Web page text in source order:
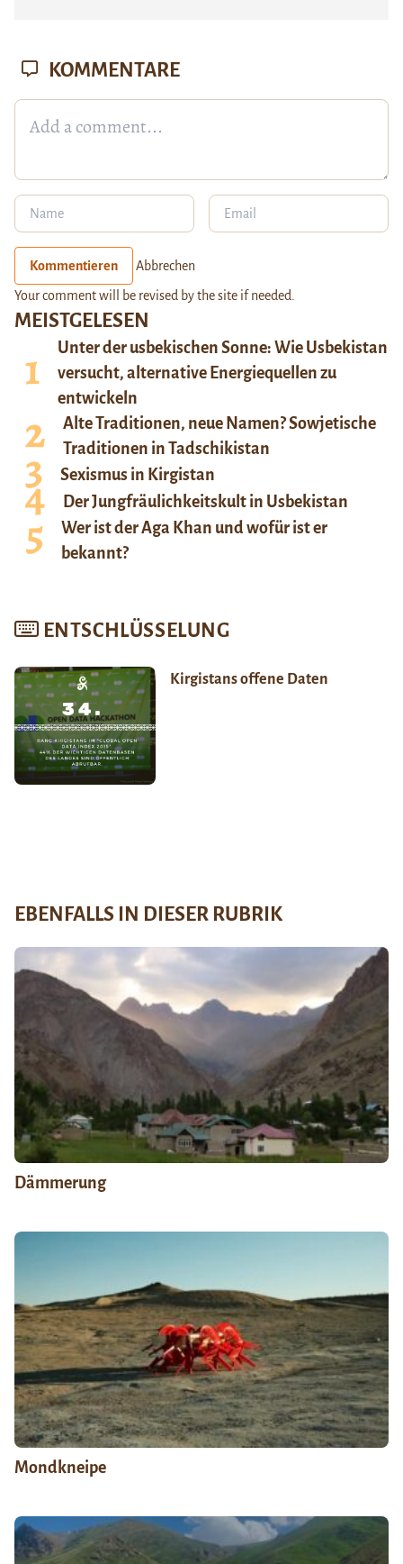
MEISTGELESEN
Unter der usbekischen Sonne: Wie Usbekistan
versucht, alternative Energiequellen zu
entwickeln
Alte Traditionen, neue Namen? Sowjetische
Traditionen in Tadschikistan
Sexismus in Kirgistan
Der Jungfräulichkeitskult in Usbekistan
Wer ist der Aga Khan und wofür ist er
bekannt?
ENTSCHLÜSSELUNG
Kirgistans offene Daten
KOMMENTARE
Kommentieren Abbrechen
Your comment will be revised by the site if needed.
EBENFALLS IN DIESER RUBRIK
Dämmerung
Mondkneipe